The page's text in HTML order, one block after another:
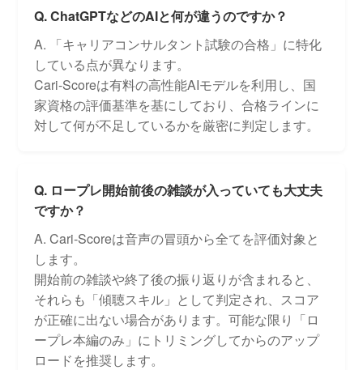
Q. ChatGPTなどのAIと何が違うのですか？
A. 「キャリアコンサルタント試験の合格」に特化
している点が異なります。
Cari-Scoreは有料の高性能AIモデルを利用し、国
家資格の評価基準を基にしており、合格ラインに
対して何が不足しているかを厳密に判定します。
Q. ロープレ開始前後の雑談が入っていても大丈夫
ですか？
A. Cari-Scoreは音声の冒頭から全てを評価対象と
します。
開始前の雑談や終了後の振り返りが含まれると、
それらも「傾聴スキル」として判定され、スコア
が正確に出ない場合があります。可能な限り「ロ
ープレ本編のみ」にトリミングしてからのアップ
ロードを推奨します。